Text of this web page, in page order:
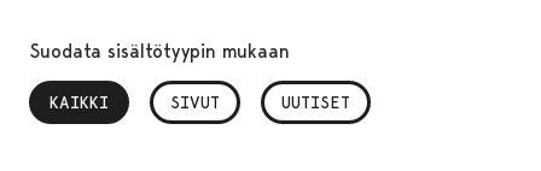
Suodata sisältötyypin mukaan
KAIKKI
, VALITTU SIVUT UUTISET